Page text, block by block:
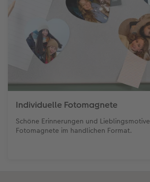
Individuelle Fotomagnete
Schöne Erinnerungen und
Fotomagnete im handlichen Format.